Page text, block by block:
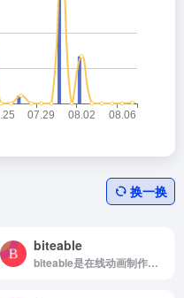
换一换
biteable
biteable是在线动画制作工具